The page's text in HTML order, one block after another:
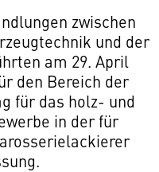
zwischen
und der
am 29. April
den Bereich der
für das holz- und
in der für